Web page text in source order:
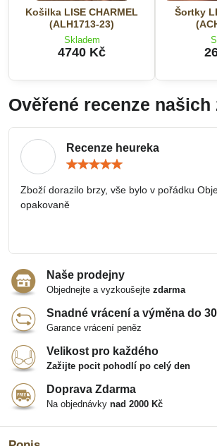
Košilka LISE CHARMEL
(ALH1713-23)
Skladem
4740 Kč
Šortky
Ověřené recenze našich
Recenze heureka
5
Zboží dorazilo brzy, vše bylo v pořádku
opakovaně
Naše prodejny
Objednejte a vyzkoušejte zdarma
Snadné vrácení a výměna do
Garance vrácení peněz
Velikost pro každého
Zažijte pocit pohodlí po celý den
Doprava Zdarma
Na objednávky nad 2000 Kč